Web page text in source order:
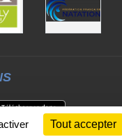
Tout accepter